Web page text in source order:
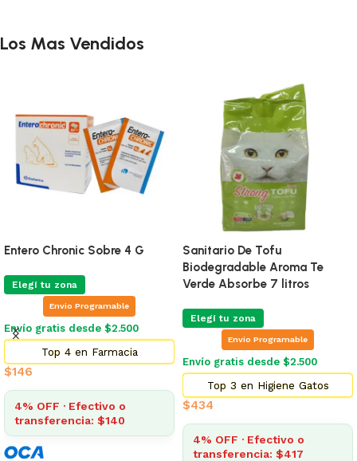
Los Mas Vendidos
Entero Chronic Sobre 4 G
Elegí tu zona
Envio Programable
Envío gratis desde $2.500
Top 4 en Farmacia
$146
4% OFF · Efectivo o
transferencia: $140
Sanitario De Tofu
Biodegradable Aroma Te
Verde Absorbe 7 litros
Elegí tu zona
Envio Programable
Envío gratis desde $2.500
Top 3 en Higiene Gatos
$434
4% OFF · Efectivo o
transferencia: $417